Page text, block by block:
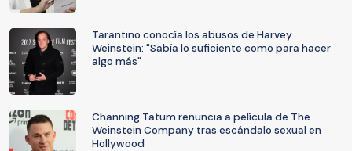
Tarantino conocía los abusos de Harvey
Weinstein: "Sabía lo suficiente como para hacer
algo más"
Channing Tatum renuncia a película de The
Weinstein Company tras escándalo sexual en
Hollywood